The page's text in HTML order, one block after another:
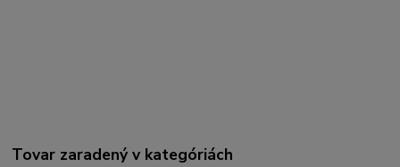
Tovar zaradený v kategóriách